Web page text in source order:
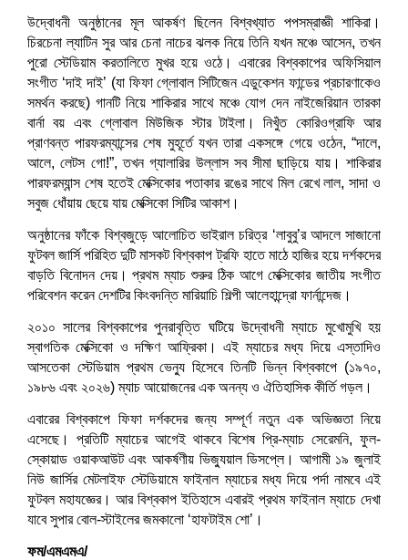
উদ্বোধনী অনুষ্ঠানের মূল আকর্ষণ ছিলেন বিশ্বখ্যাত পপসম্রাজ্ঞী শাকিরা।
চিরচেনা ল্যাটিন সুর আর চেনা নাচের ঝলক নিয়ে তিনি যখন মঞ্চে আসেন, তখন
পুরো স্টেডিয়াম করতালিতে মুখর হয়ে ওঠে। এবারের বিশ্বকাপের অফিসিয়াল
সংগীত ‘দাই দাই’ (যা ফিফা গ্লোবাল সিটিজেন এডুকেশন ফান্ডের প্রচারণাকেও
সমর্থন করছে) গানটি নিয়ে শাকিরার সাথে মঞ্চে যোগ দেন নাইজেরিয়ান তারকা
বার্না বয় এবং গ্লোবাল মিউজিক স্টার টাইলা। নিখুঁত কোরিওগ্রাফি আর
প্রাণবন্ত পারফরম্যান্সের শেষ মুহূর্তে যখন তারা একসঙ্গে গেয়ে ওঠেন, “দালে,
আলে, লেটস গো!”, তখন গ্যালারির উল্লাস সব সীমা ছাড়িয়ে যায়। শাকিরার
পারফরম্যান্স শেষ হতেই মেক্সিকোর পতাকার রঙের সাথে মিল রেখে লাল, সাদা ও
সবুজ ধোঁয়ায় ছেয়ে যায় মেক্সিকো সিটির আকাশ।
অনুষ্ঠানের ফাঁকে বিশ্বজুড়ে আলোচিত ভাইরাল চরিত্র ‘লাবুবু’র আদলে সাজানো
ফুটবল জার্সি পরিহিত দুটি মাসকট বিশ্বকাপ ট্রফি হাতে মাঠে হাজির হয়ে দর্শকদের
বাড়তি বিনোদন দেয়। প্রথম ম্যাচ শুরুর ঠিক আগে মেক্সিকোর জাতীয় সংগীত
পরিবেশন করেন দেশটির কিংবদন্তি মারিয়াচি শিল্পী আলেহান্দ্রো ফার্নান্দেজ।
২০১০ সালের বিশ্বকাপের পুনরাবৃত্তি ঘটিয়ে উদ্বোধনী ম্যাচে মুখোমুখি হয়
স্বাগতিক মেক্সিকো ও দক্ষিণ আফ্রিকা। এই ম্যাচের মধ্য দিয়ে এস্তাদিও
আসতেকা স্টেডিয়াম প্রথম ভেন্যু হিসেবে তিনটি ভিন্ন বিশ্বকাপে (১৯৭০,
১৯৮৬ এবং ২০২৬) ম্যাচ আয়োজনের এক অনন্য ও ঐতিহাসিক কীর্তি গড়ল।
এবারের বিশ্বকাপে ফিফা দর্শকদের জন্য সম্পূর্ণ নতুন এক অভিজ্ঞতা নিয়ে
এসেছে। প্রতিটি ম্যাচের আগেই থাকবে বিশেষ প্রি-ম্যাচ সেরেমনি, ফুল-
স্কোয়াড ওয়াকআউট এবং আকর্ষণীয় ভিজ্যুয়াল ডিসপ্লে। আগামী ১৯ জুলাই
নিউ জার্সির মেটলাইফ স্টেডিয়ামে ফাইনাল ম্যাচের মধ্য দিয়ে পর্দা নামবে এই
ফুটবল মহাযজ্ঞের। আর বিশ্বকাপ ইতিহাসে এবারই প্রথম ফাইনাল ম্যাচে দেখা
যাবে সুপার বোল-স্টাইলের জমকালো ‘হাফটাইম শো’।
ফম/এমএমএ/